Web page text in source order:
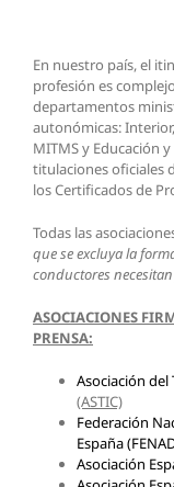
En nuestro país, el
profesión es
departamentos
autonómicas:
MITMS y Educación
titulaciones oficiales
los Certificados de
Todas las
que se excluya la
conductores
ASOCIACIONES
PRENSA:
Asociación
(ASTIC)
Federación
España
Asociación